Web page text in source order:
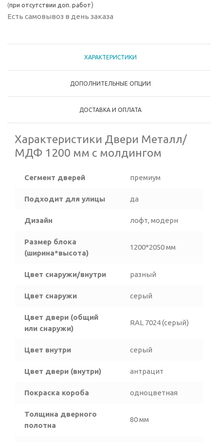
(при отсутствии доп. работ)
Есть самовывоз в день заказа
ХАРАКТЕРИСТИКИ
ДОПОЛНИТЕЛЬНЫЕ ОПЦИИ
ДОСТАВКА И ОПЛАТА
Характеристики Двери Металл/
МДФ 1200 мм с молдингом
Сегмент дверей премиум
Подходит для улицы да
Дизайн лофт, модерн
Размер блока
(ширина*высота)
1200*2050 мм
Цвет снаружи/внутри разный
Цвет снаружи серый
Цвет двери (общий
или снаружи)
RAL 7024 (серый)
Цвет внутри серый
Цвет двери (внутри) антрацит
Покраска короба одноцветная
Толщина дверного
полотна
80 мм